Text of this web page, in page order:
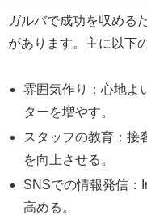
ガルバで成功を収める
があります。主に以下
雰囲気作り：心地よ
ターを増やす。
スタッフの教育：接
を向上させる。
SNSでの情報発信：
高める。